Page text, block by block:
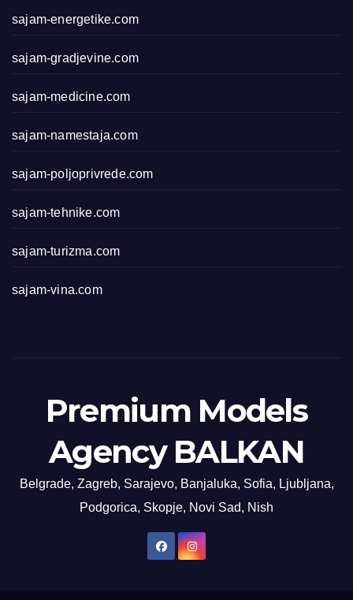
sajam-energetike.com
sajam-gradjevine.com
sajam-medicine.com
sajam-namestaja.com
sajam-poljoprivrede.com
sajam-tehnike.com
sajam-turizma.com
sajam-vina.com
Premium Models
Agency BALKAN
Belgrade, Zagreb, Sarajevo, Banjaluka, Sofia, Ljubljana,
Podgorica, Skopje, Novi Sad, Nish